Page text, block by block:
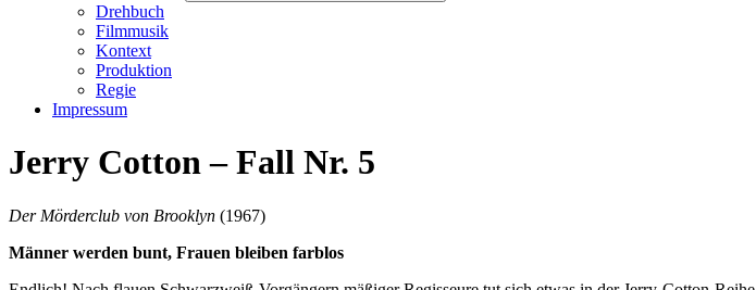
Drehbuch
Filmmusik
Kontext
Produktion
Regie
Impressum
Jerry Cotton – Fall Nr. 5
Der Mörderclub von Brooklyn (1967)
Männer werden bunt, Frauen bleiben farblos